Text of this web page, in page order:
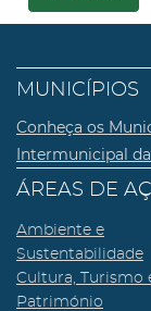
MUNICÍPIOS
Conheça os
Intermunicipal
ÁREAS DE
Ambiente e
Sustentabilidade
Cultura, Turismo
Património